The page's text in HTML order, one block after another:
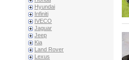
Hyundai
Infiniti
IVECO
Jaguar
Jeep
Kia
Land Rover
Lexus